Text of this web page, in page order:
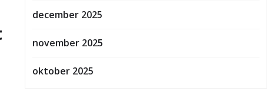
december 2025
november 2025
oktober 2025